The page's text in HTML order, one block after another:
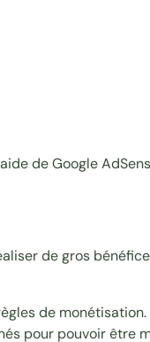
de Google
de gros
de
pour pouvoir être